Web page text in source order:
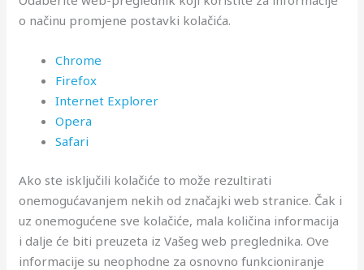
o načinu promjene postavki kolačića.
Chrome
Firefox
Internet Explorer
Opera
Safari
Ako ste isključili kolačiće to može rezultirati
onemogućavanjem nekih od značajki web stranice. Čak i
uz onemogućene sve kolačiće, mala količina informacija
i dalje će biti preuzeta iz Vašeg web preglednika. Ove
informacije su neophodne za osnovno funkcioniranje